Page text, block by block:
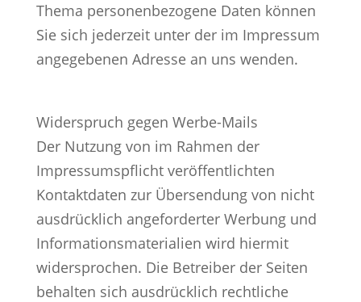
Thema personenbezogene Daten können
Sie sich jederzeit unter der im Impressum
angegebenen Adresse an uns wenden.
Widerspruch gegen Werbe-Mails
Der Nutzung von im Rahmen der
Impressumspflicht veröffentlichten
Kontaktdaten zur Übersendung von nicht
ausdrücklich angeforderter Werbung und
Informationsmaterialien wird hiermit
widersprochen. Die Betreiber der Seiten
behalten sich ausdrücklich rechtliche